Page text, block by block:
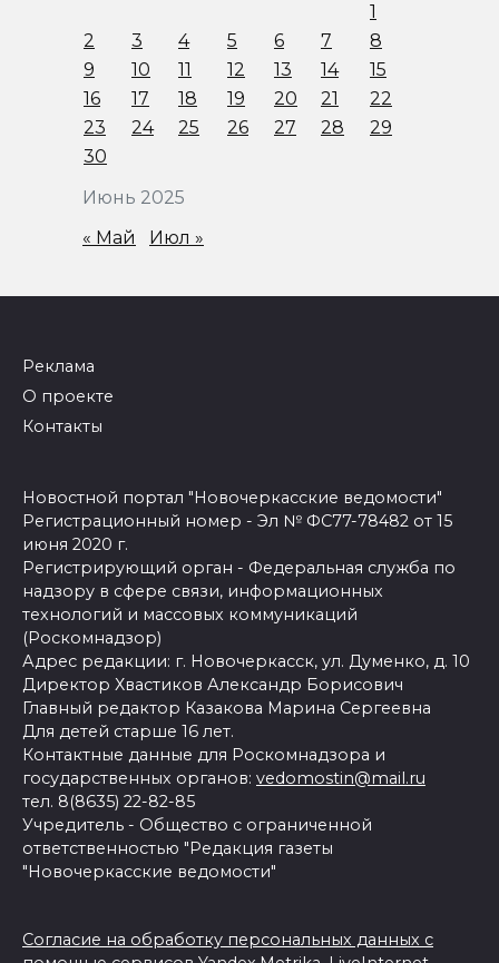
Июнь 2025
1
2
3 4 5 6 7
8
9
10 11 12 13 14
15
16
17 18 19 20 21
22
23
24 25 26 27 28
29
30
« Май Июл »
Реклама
О проекте
Контакты
Новостной портал "Новочеркасские ведомости"
Регистрационный номер - Эл № ФС77-78482 от 15
июня 2020 г.
Регистрирующий орган - Федеральная служба по
надзору в сфере связи, информационных
технологий и массовых коммуникаций
(Роскомнадзор)
Адрес редакции: г. Новочеркасск, ул. Думенко, д. 10
Директор Хвастиков Александр Борисович
Главный редактор Казакова Марина Сергеевна
Для детей старше 16 лет.
Контактные данные для Роскомнадзора и
государственных органов: vedomostin@mail.ru
тел. 8(8635) 22-82-85
Учредитель - Общество с ограниченной
ответственностью "Редакция газеты
"Новочеркасские ведомости"
Согласие на обработку персональных данных с